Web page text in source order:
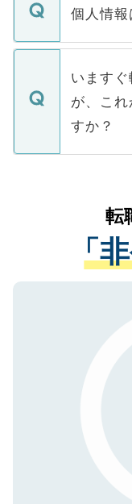
■応募殺
関を公に
に、医療
みを人材
ています。
ん。また
定を承諾
の辞退の
ますので
個人情報
個人情報
で、ご安
などで収
ご本人の
支援を目
ているす
は、個人
管理基準
る、プラ
ご登録い
で、機密
います
が、こ
すか？
かがいし
経験をま
させてい
ない方に
ので、ま
転
「